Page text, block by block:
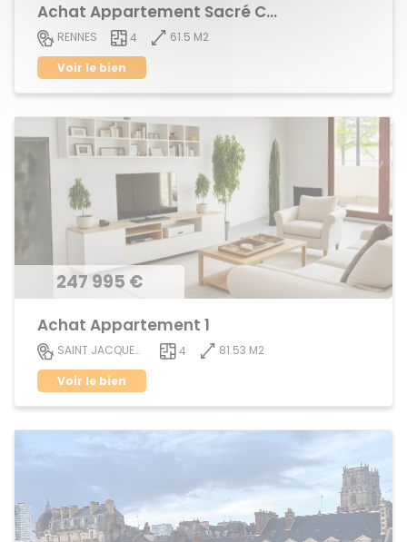
Achat Appartement Sacré Coeurs
RENNES 4
61.5 M2
Voir le bien
247 995 €
Achat Appartement 1
SAINT JACQUES DE LA LANDE 4
81.53 M2
Voir le bien